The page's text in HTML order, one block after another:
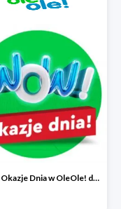
WOW Okazje Dnia w OleOle! do -40%